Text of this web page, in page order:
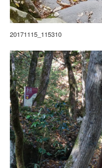
20171115_115310